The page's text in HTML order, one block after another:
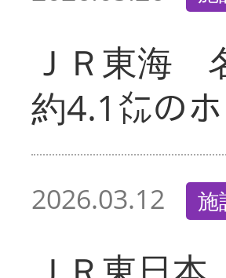
ＪＲ東海
約4.1㍍の
2026.03.12 施